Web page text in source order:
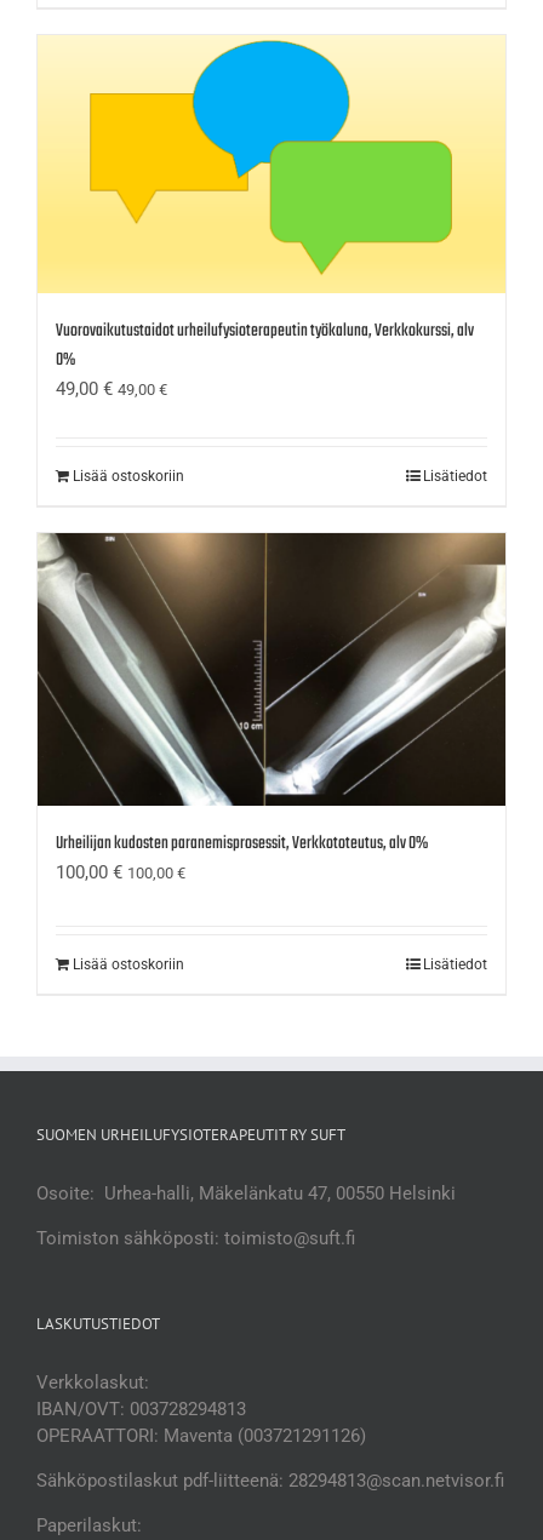
Vuorovaikutustaidot urheilufysioterapeutin työkaluna, Verkkokurssi, alv
0%
49,00 € 49,00 €
Lisää ostoskoriin Lisätiedot
Urheilijan kudosten paranemisprosessit, Verkkototeutus, alv 0%
100,00 € 100,00 €
Lisää ostoskoriin Lisätiedot
SUOMEN URHEILUFYSIOTERAPEUTIT RY SUFT
Osoite: Urhea-halli, Mäkelänkatu 47, 00550 Helsinki
Toimiston sähköposti: toimisto@suft.fi
LASKUTUSTIEDOT
Verkkolaskut:
IBAN/OVT: 003728294813
OPERAATTORI: Maventa (003721291126)
Sähköpostilaskut pdf-liitteenä: 28294813@scan.netvisor.fi
Paperilaskut: